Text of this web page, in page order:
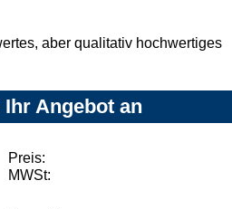
aber qualitativ hochwertiges
Angebot an
Preis:
MWSt: